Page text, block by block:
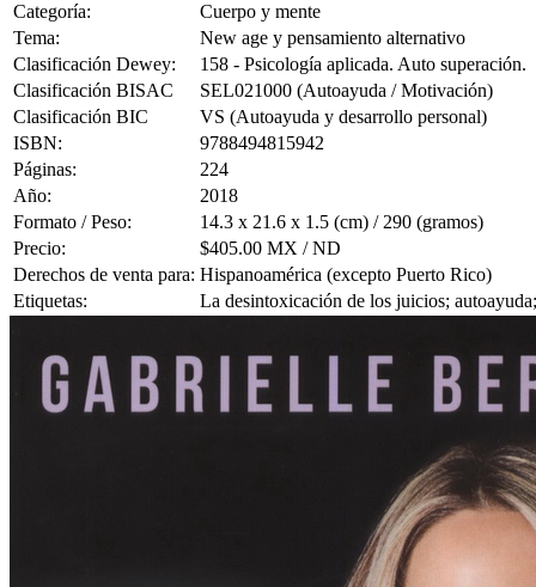
Categoría:
Cuerpo y mente
Tema:
New age y pensamiento alternativo
Clasificación Dewey:
158 - Psicología aplicada. Auto superación.
Clasificación BISAC
SEL021000 (Autoayuda / Motivación)
Clasificación BIC
VS (Autoayuda y desarrollo personal)
ISBN:
9788494815942
Páginas:
224
Año:
2018
Formato / Peso:
14.3 x 21.6 x 1.5 (cm) / 290 (gramos)
Precio:
$405.00 MX / ND
Derechos de venta para: Hispanoamérica (excepto Puerto Rico)
Etiquetas:
La desintoxicación de los juicios;